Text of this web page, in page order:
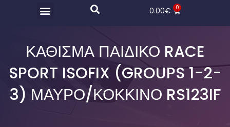
0.00€ 0
ΚΑΘΙΣΜΑ ΠΑΙΔΙΚΟ RACE
SPORT ISOFIX (GROUPS 1-2-
3) ΜΑΥΡΟ/ΚΟΚΚΙΝΟ RS123IF